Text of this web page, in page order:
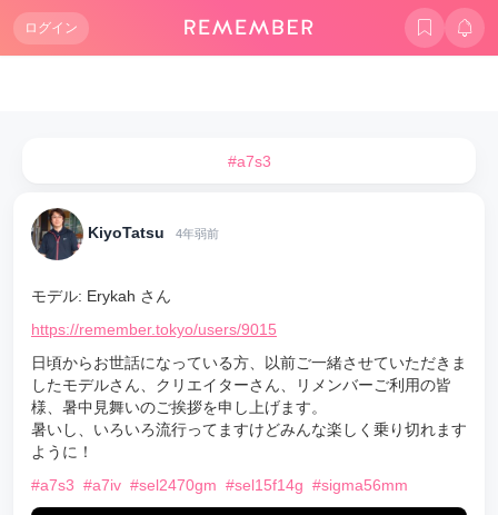
ログイン
#a7s3
KiyoTatsu 4年弱前
モデル: Erykah さん
https://remember.tokyo/users/9015
日頃からお世話になっている方、以前ご一緒させていただきま
したモデルさん、クリエイターさん、リメンバーご利用の皆
様、暑中見舞いのご挨拶を申し上げます。
暑いし、いろいろ流行ってますけどみんな楽しく乗り切れます
ように！
#a7s3 #a7iv #sel2470gm #sel15f14g #sigma56mm